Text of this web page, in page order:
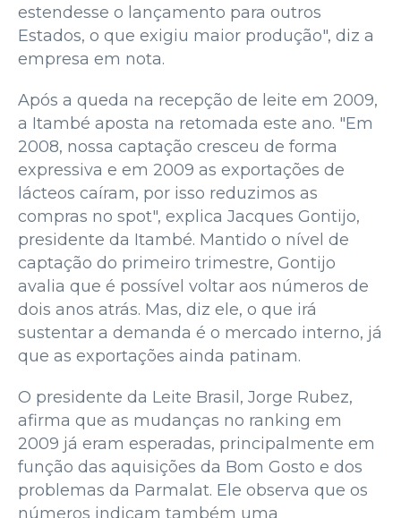
estendesse o lançamento para outros
Estados, o que exigiu maior produção", diz a
empresa em nota.
Após a queda na recepção de leite em 2009,
a Itambé aposta na retomada este ano. "Em
2008, nossa captação cresceu de forma
expressiva e em 2009 as exportações de
lácteos caíram, por isso reduzimos as
compras no spot", explica Jacques Gontijo,
presidente da Itambé. Mantido o nível de
captação do primeiro trimestre, Gontijo
avalia que é possível voltar aos números de
dois anos atrás. Mas, diz ele, o que irá
sustentar a demanda é o mercado interno, já
que as exportações ainda patinam.
O presidente da Leite Brasil, Jorge Rubez,
afirma que as mudanças no ranking em
2009 já eram esperadas, principalmente em
função das aquisições da Bom Gosto e dos
problemas da Parmalat. Ele observa que os
números indicam também uma